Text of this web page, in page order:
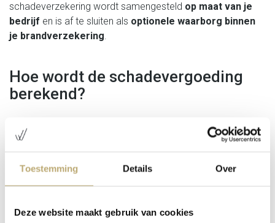
Toestemming Details Over
Deze website maakt gebruik van cookies
schadeverzekering wordt samengesteld op maat van je
bedrijf en is af te sluiten als optionele waarborg binnen
je brandverzekering.
Hoe wordt de schadevergoeding
berekend?
Afhankelijk van je voorkeur en boekhouding kies je één van
deze drie formules:
1) Dagvergoeding
Je verzekert een vast bedrag per dag dat je bedrijf stilligt.
omzet minus variabele kosten.